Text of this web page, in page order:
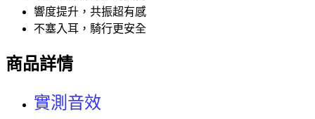
響度提升，共振超有感
不塞入耳，騎行更安全
商品詳情
實測音效